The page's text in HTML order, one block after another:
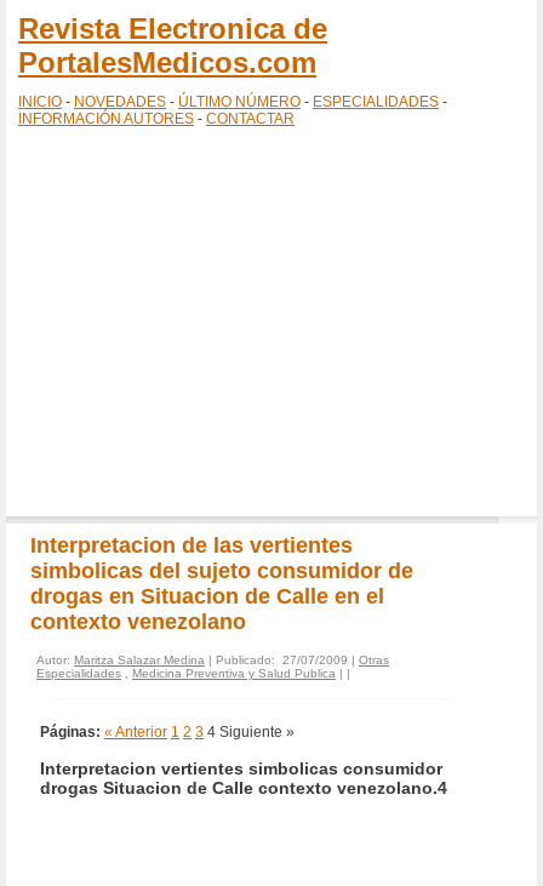
Revista Electronica de
PortalesMedicos.com
INICIO - NOVEDADES - ÚLTIMO NÚMERO - ESPECIALIDADES -
INFORMACIÓN AUTORES - CONTACTAR
Interpretacion de las vertientes
simbolicas del sujeto consumidor de
drogas en Situacion de Calle en el
contexto venezolano
Autor: Maritza Salazar Medina | Publicado: 27/07/2009 | Otras
Especialidades
Medicina Preventiva y Salud Publica | |
Páginas: « Anterior 1 2 3 4 Siguiente »
Interpretacion vertientes simbolicas consumidor
drogas Situacion de Calle contexto venezolano.4